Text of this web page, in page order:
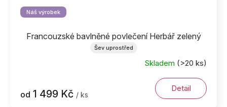
Náš výrobek
Francouzské bavlněné povlečení Herbář zelený
Šev uprostřed
Skladem (>20 ks)
od 1 499 Kč / ks
Detail